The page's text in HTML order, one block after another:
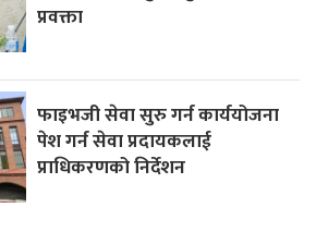
प्रवक्ता
फाइभजी सेवा सुरु गर्न कार्ययोजना
पेश गर्न सेवा प्रदायकलाई
प्राधिकरणको निर्देशन